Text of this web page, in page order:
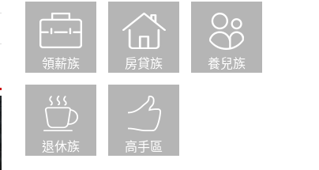
領薪族 房貸族 養兒族
退休族 高手區